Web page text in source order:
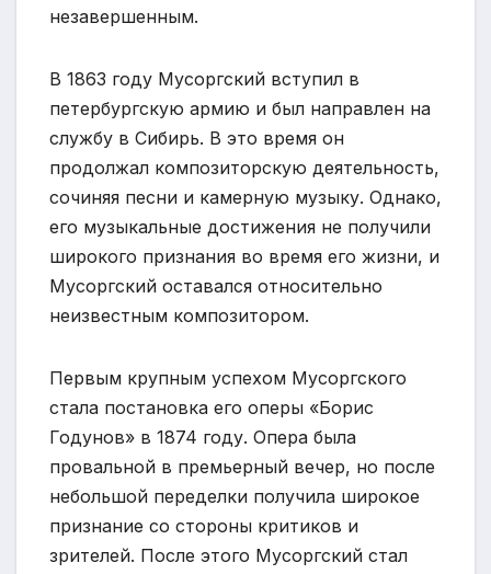
незавершенным.
В 1863 году Мусоргский вступил в
петербургскую армию и был направлен на
службу в Сибирь. В это время он
продолжал композиторскую деятельность,
сочиняя песни и камерную музыку. Однако,
его музыкальные достижения не получили
широкого признания во время его жизни, и
Мусоргский оставался относительно
неизвестным композитором.
Первым крупным успехом Мусоргского
стала постановка его оперы «Борис
Годунов» в 1874 году. Опера была
провальной в премьерный вечер, но после
небольшой переделки получила широкое
признание со стороны критиков и
зрителей. После этого Мусоргский стал